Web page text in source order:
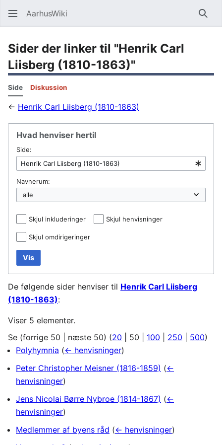
AarhusWiki Søg
Sider der linker til "Henrik Carl
Liisberg (1810-1863)"
Side Diskussion
← Henrik Carl Liisberg (1810-1863)
Hvad henviser hertil
Side:
Navnerum:
Skjul inkluderinger Skjul henvisninger
Skjul omdirigeringer
Vis
De følgende sider henviser til Henrik Carl Liisberg
(1810-1863):
Viser 5 elementer.
Se (forrige 50 næste 50) (20 50 100 250 500)
Polyhymnia (← henvisninger)
Peter Christopher Meisner (1816-1859) (←
henvisninger)
Jens Nicolai Børre Nybroe (1814-1867) (←
henvisninger)
Medlemmer af byens råd (← henvisninger)